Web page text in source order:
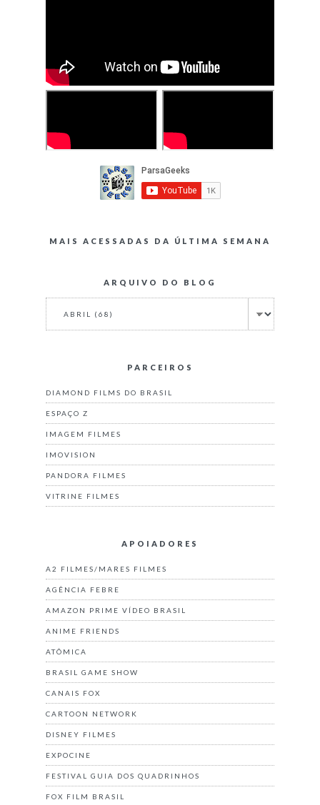
MAIS ACESSADAS DA ÚLTIMA SEMANA
ARQUIVO DO BLOG
PARCEIROS
DIAMOND FILMS DO BRASIL
ESPAÇO Z
IMAGEM FILMES
IMOVISION
PANDORA FILMES
VITRINE FILMES
APOIADORES
A2 FILMES/MARES FILMES
AGÊNCIA FEBRE
AMAZON PRIME VÍDEO BRASIL
ANIME FRIENDS
ATÔMICA
BRASIL GAME SHOW
CANAIS FOX
CARTOON NETWORK
DISNEY FILMES
EXPOCINE
FESTIVAL GUIA DOS QUADRINHOS
FOX FILM BRASIL